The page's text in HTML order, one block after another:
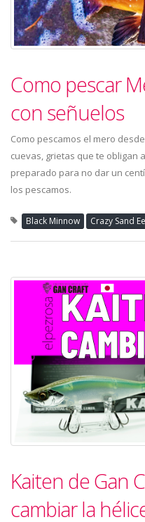
Como pescar
con señuelos
Como pescamos el mero
cuevas, grietas que te obligan
preparado para no dar un
los pescamos.
Black Minnow Crazy Sand
Kaiten de Gan
cambiar la